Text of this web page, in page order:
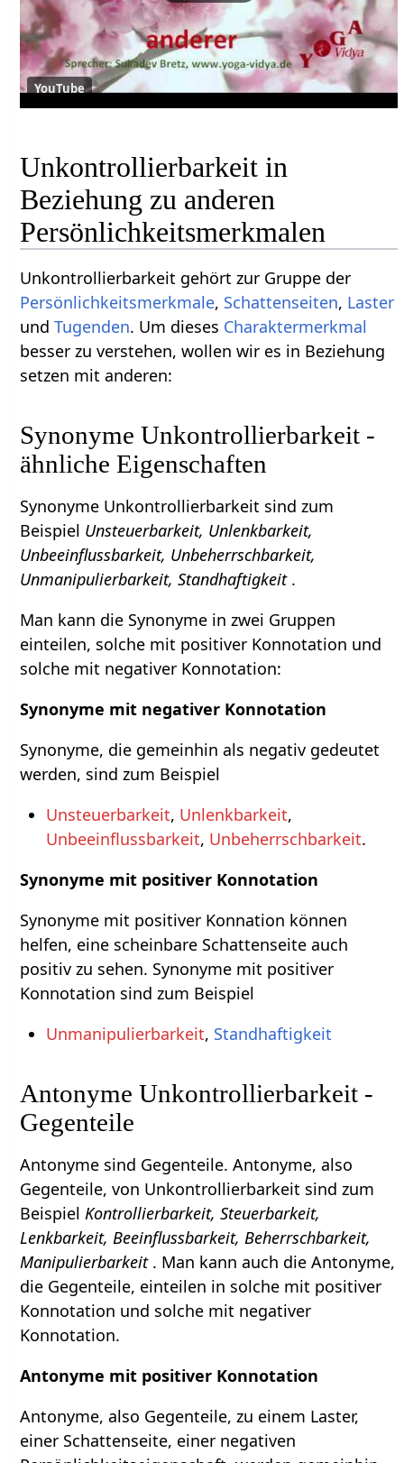
YouTube
Unkontrollierbarkeit in
Beziehung zu anderen
Persönlichkeitsmerkmalen
Unkontrollierbarkeit gehört zur Gruppe der
Persönlichkeitsmerkmale, Schattenseiten, Laster
undTugenden. Um dieses Charaktermerkmal
besser zu verstehen, wollen wir es in Beziehung
setzen mit anderen:
Synonyme Unkontrollierbarkeit -
ähnliche Eigenschaften
Synonyme Unkontrollierbarkeit sind zum
Beispiel Unsteuerbarkeit, Unlenkbarkeit,
Unbeeinflussbarkeit, Unbeherrschbarkeit,
Unmanipulierbarkeit, Standhaftigkeit .
Man kann die Synonyme in zwei Gruppen
einteilen, solche mit positiver Konnotation und
solche mit negativer Konnotation:
Synonyme mit negativer Konnotation
Synonyme, die gemeinhin als negativ gedeutet
werden, sind zum Beispiel
Unsteuerbarkeit, Unlenkbarkeit,
Unbeeinflussbarkeit, Unbeherrschbarkeit.
Synonyme mit positiver Konnotation
Synonyme mit positiver Konnation können
helfen, eine scheinbare Schattenseite auch
positiv zu sehen. Synonyme mit positiver
Konnotation sind zum Beispiel
Unmanipulierbarkeit, Standhaftigkeit
Antonyme Unkontrollierbarkeit -
Gegenteile
Antonyme sind Gegenteile. Antonyme, also
Gegenteile, von Unkontrollierbarkeit sind zum
BeispielKontrollierbarkeit, Steuerbarkeit,
Lenkbarkeit, Beeinflussbarkeit, Beherrschbarkeit,
Manipulierbarkeit . Man kann auch die Antonyme,
die Gegenteile, einteilen in solche mit positiver
Konnotation und solche mit negativer
Konnotation.
Antonyme mit positiver Konnotation
Antonyme, also Gegenteile, zu einem Laster,
einer Schattenseite, einer negativen